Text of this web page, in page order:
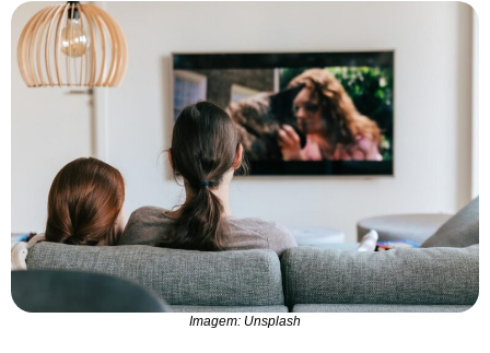
Imagem: Unsplash